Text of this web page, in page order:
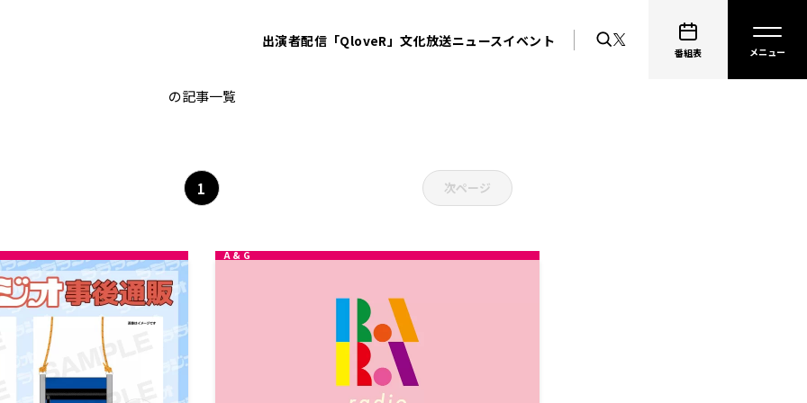
出演者配信「QloveR」文化放送ニュースイベント
番組表
非公開: 逢田梨香子
の記事一覧
1 次ページ